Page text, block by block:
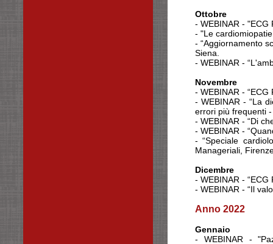
Ottobre
- WEBINAR - "ECG
- "Le
- “Aggiornamento
Siena.
- WEBINAR -
Novembre
- WEBINAR -
- WEBINAR - “La
errori più frequenti -
- WEBINAR - “Di
- WEBINAR -
- “Speciale
Manageriali,
Dicembre
- WEBINAR -
- WEBINAR - “Il
Anno 2022
Gennaio
- WEBINAR -